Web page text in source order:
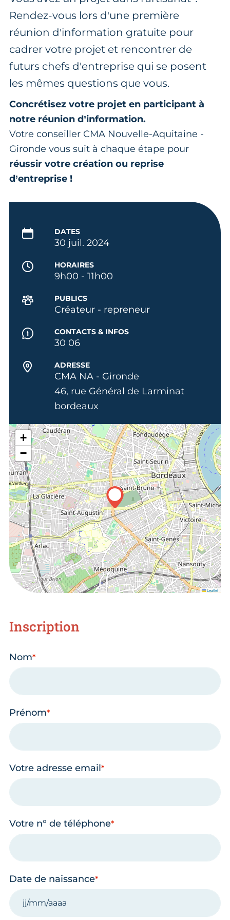
Rendez-vous lors d'une première
réunion d'information gratuite pour
cadrer votre projet et rencontrer de
futurs chefs d'entreprise qui se posent
les mêmes questions que vous.
Concrétisez votre projet en participant à
notre réunion d’information.
Votre conseiller CMA Nouvelle-Aquitaine -
Gironde vous suit à chaque étape pour
réussir votre création ou reprise
d’entreprise !
DATES
30 juil. 2024
HORAIRES
9h00 - 11h00
PUBLICS
Créateur - repreneur
CONTACTS & INFOS
30 06
ADRESSE
CMA NA - Gironde
46, rue Général de Larminat
bordeaux
+
−
Leaflet
Inscription
Nom
Prénom
Votre adresse email
Votre n° de téléphone
Date de naissance